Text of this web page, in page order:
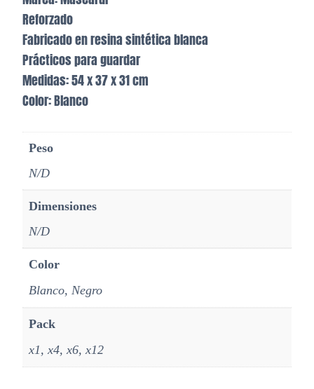
Reforzado
Fabricado en resina sintética blanca
Prácticos para guardar
Medidas: 54 x 37 x 31 cm
Color: Blanco
Peso
N/D
Dimensiones
N/D
Color
Blanco, Negro
Pack
x1, x4, x6, x12